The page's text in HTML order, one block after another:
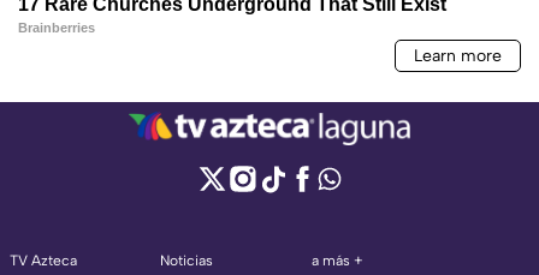
TV Azteca
Noticias
a más +